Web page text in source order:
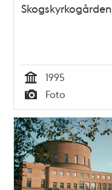
Skogskyrkogården
Tid
1995
Typ
Foto